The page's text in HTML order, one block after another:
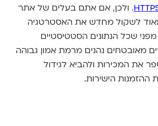
. ולכן, אם אתם בעלים של אתר
לשקול מחדש את האסטרטגיה
שכל הנתונים הסטטיסטיים
מאובטחים נהנים מרמת אמון גבוהה
את המכירות ולהביא לגידול
ההזמנות הישירות.